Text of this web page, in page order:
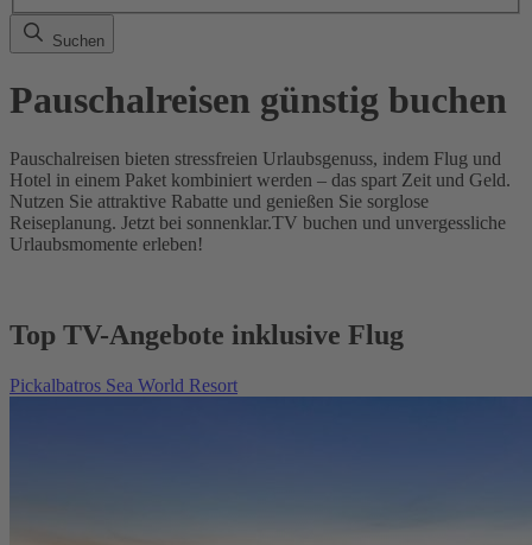
Suchen
Pauschalreisen günstig buchen
Pauschalreisen bieten stressfreien Urlaubsgenuss, indem Flug und
Hotel in einem Paket kombiniert werden – das spart Zeit und Geld.
Nutzen Sie attraktive Rabatte und genießen Sie sorglose
Reiseplanung. Jetzt bei sonnenklar.TV buchen und unvergessliche
Urlaubsmomente erleben!
Top TV-Angebote inklusive Flug
Pickalbatros Sea World Resort